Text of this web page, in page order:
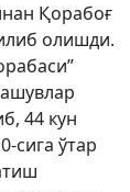
Қорабоғ
олишди.
44 кун
сига ўтар